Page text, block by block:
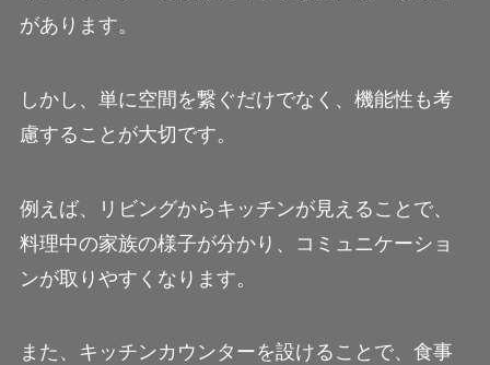
があります。
しかし、単に空間を繋ぐだけでなく、機能性も考
慮することが大切です。
例えば、リビングからキッチンが見えることで、
料理中の家族の様子が分かり、コミュニケーショ
ンが取りやすくなります。
また、キッチンカウンターを設けることで、食事